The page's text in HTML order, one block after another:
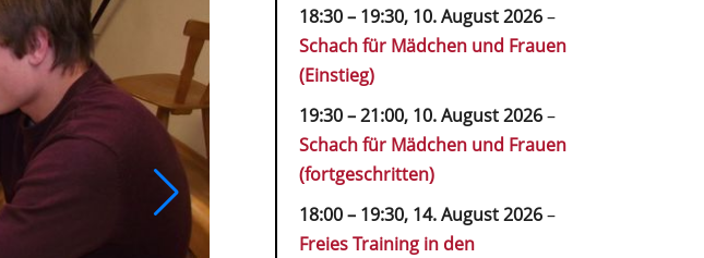
18:30– 19:30, 10. August 2026–
Schach für Mädchen und Frauen
(Einstieg)
19:30–21:00, 10. August 2026–
Schach für Mädchen und Frauen
(fortgeschritten)
18:00– 19:30, 14. August 2026–
Freies Training in den